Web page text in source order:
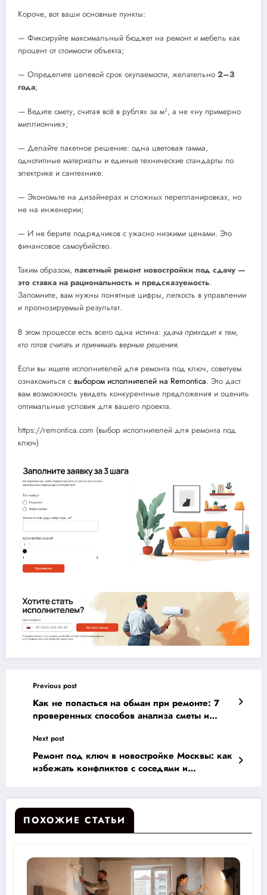
Короче, вот ваши основные пункты:
— Фиксируйте максимальный бюджет на ремонт и мебель как
процент от стоимости объекта;
— Определите целевой срок окупаемости, желательно 2–3
года;
— Ведите смету, считая всё в рублях за м², а не «ну примерно
миллиончик»;
— Делайте пакетное решение: одна цветовая гамма,
однотипные материалы и единые технические стандарты по
электрике и сантехнике.
— Экономьте на дизайнерах и сложных перепланировках, но
не на инженерии;
— И не берите подрядчиков с ужасно низкими ценами. Это
финансовое самоубийство.
Таким образом, пакетный ремонт новостройки под сдачу —
это ставка на рациональность и предсказуемость.
Запомните, вам нужны понятные цифры, легкость в управлении
и прогнозируемый результат.
В этом процессе есть всего одна истина: удача приходит к тем,
кто готов считать и принимать верные решения.
Если вы ищете исполнителей для ремонта под ключ, советуем
ознакомиться с выбором исполнителей на Remontica. Это даст
вам возможность увидеть конкурентные предложения и оценить
оптимальные условия для вашего проекта.
https://remontica.com (выбор исполнителей для ремонта под
ключ)
Previous post
Как не попасться на обман при ремонте: 7
проверенных способов анализа сметы и
Next post
Ремонт под ключ в новостройке Москвы: как
избежать конфликтов с соседями и
ПОХОЖИЕ СТАТЬИ